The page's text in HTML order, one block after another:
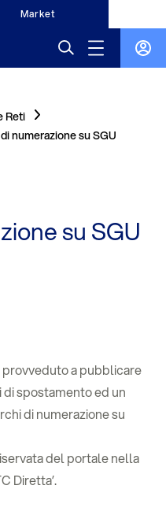
Market
Reti
numerazione su SGU
su SGU
a pubblicare
di spostamento ed un
di numerazione su
del portale nella
Diretta’.